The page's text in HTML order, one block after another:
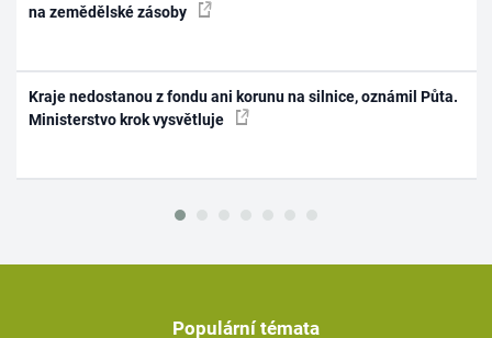
na zemědělské zásoby
Kraje nedostanou z fondu ani korunu na silnice, oznámil Půta.
Ministerstvo krok vysvětluje
Populární témata